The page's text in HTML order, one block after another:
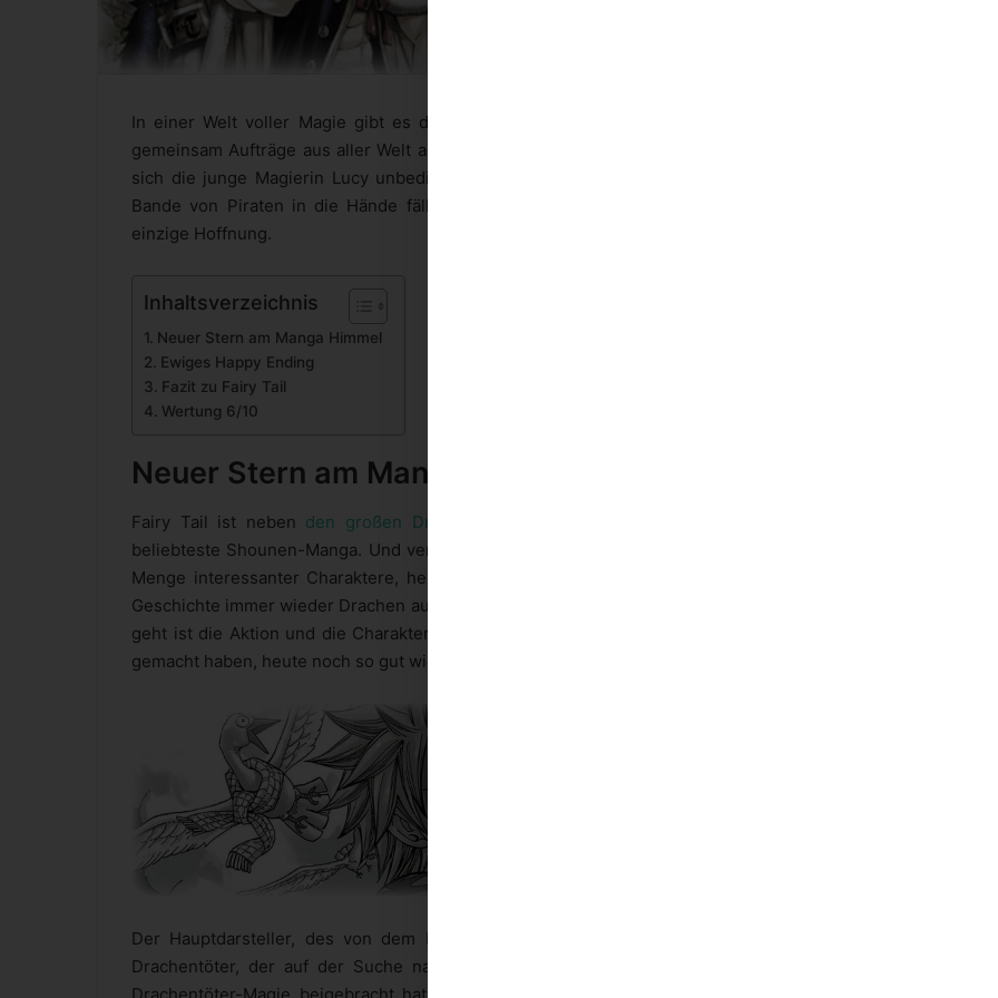
In einer Welt voller Magie gibt es diverse Gilden, in denen sich Magier zusammenschließen, um
gemeinsam Aufträge aus aller Welt anzugehen. Eine der mächtigsten Gilden ist „Fairy Tail“, welcher
sich die junge Magierin Lucy unbedingt anschließen möchte. Doch als sie bei dem Versuch einer
Bande von Piraten in die Hände fällt, scheint Natsu, ein als Drachentöter bekannter Magier, ihre
einzige Hoffnung.
Inhaltsverzeichnis
Neuer Stern am Manga Himmel
Ewiges Happy Ending
Fazit zu Fairy Tail
Wertung 6/10
Neuer Stern am Manga Himmel
Fairy Tail ist neben den großen Drei
beliebteste Shounen-Manga. Und verwunderlich ist das nicht, da sich die Welt rund um Magie, eine
Menge interessanter Charaktere, heiße Jungs und Mädchen dreht und oben drauf tauchen in der
Geschichte immer wieder Drachen auf. Auch wenn der Manga mittlerweile mehr in die Ecchi Richtung
geht ist die Aktion und die Charaktere, die den Manga von Anfang an interessant und unterhaltsam
gemacht haben, heute noch so gut wie schon zu Beginn des Manga.
Der Hauptdarsteller, des von dem Mangaka Mashima Hiro geschriebenen Manga, ist Natsu, ein
Drachentöter, der auf der Suche nach dem Drachen ist, bei dem er aufgewachsen ist und ihm